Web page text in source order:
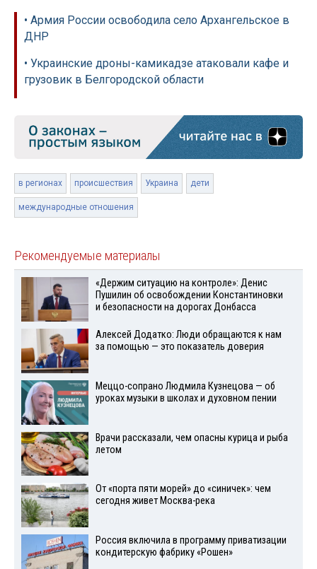
• Армия России освободила село Архангельское в
ДНР
• Украинские дроны-камикадзе атаковали кафе и
грузовик в Белгородской области
в регионах происшествия Украина дети
международные отношения
Рекомендуемые материалы
«Держим ситуацию на контроле»: Денис
Пушилин об освобождении Константиновки
и безопасности на дорогах Донбасса
Алексей Додатко: Люди обращаются к нам
за помощью — это показатель доверия
Меццо-сопрано Людмила Кузнецова — об
уроках музыки в школах и духовном пении
Врачи рассказали, чем опасны курица и рыба
летом
От «порта пяти морей» до «синичек»: чем
сегодня живет Москва-река
Россия включила в программу приватизации
кондитерскую фабрику «Рошен»